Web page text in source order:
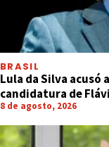
BRASIL
Lula da Silva acusó
candidatura de
8 de agosto, 2026